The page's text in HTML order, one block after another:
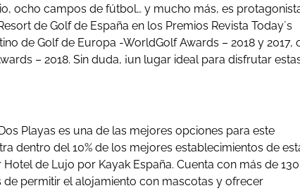
ocho campos de fútbol… y mucho más, es
de Golf de España en los Premios Revista Today´s
de Golf de Europa -WorldGolf Awards – 2018 y 2017,
– 2018. Sin duda, ¡un lugar ideal para disfrutar
Playas es una de las mejores opciones para este
dentro del 10% de los mejores establecimientos de
de Lujo por Kayak España. Cuenta con más de 130
permitir el alojamiento con mascotas y ofrecer